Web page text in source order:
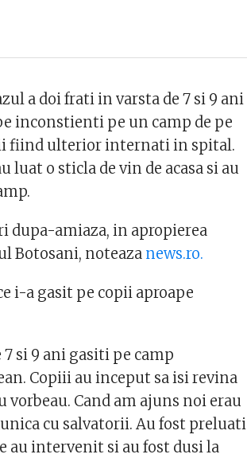
a doi frati in varsta de 7 si 9 ani
inconstienti pe un camp de pe
fiind ulterior internati in spital.
o sticla de vin de acasa si au
amiaza, in apropierea
Botosani, noteaza news.ro.
i-a gasit pe copii aproape
7 si 9 ani gasiti pe camp
Copiii au inceput sa isi revina
vorbeau. Cand am ajuns noi erau
cu salvatorii. Au fost preluati
au intervenit si au fost dusi la